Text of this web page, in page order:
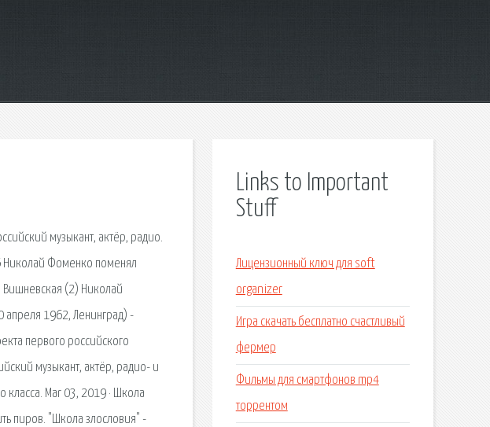
музыкант, актёр, радио.
Николай Фоменко поменял
(2) Николай
апреля 1962, Ленинград) -
первого российского
музыкант, актёр, радио- и
класса. Mar 03, 2019 · Школа
пиров. "Школа злословия" -
Links to Important
Stuff
Лицензионный ключ для soft
organizer
Игра скачать бесплатно счастливый
фермер
Фильмы для смартфонов mp4
торрентом